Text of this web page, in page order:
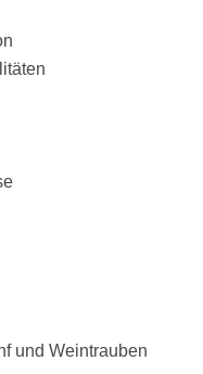
und Weintrauben